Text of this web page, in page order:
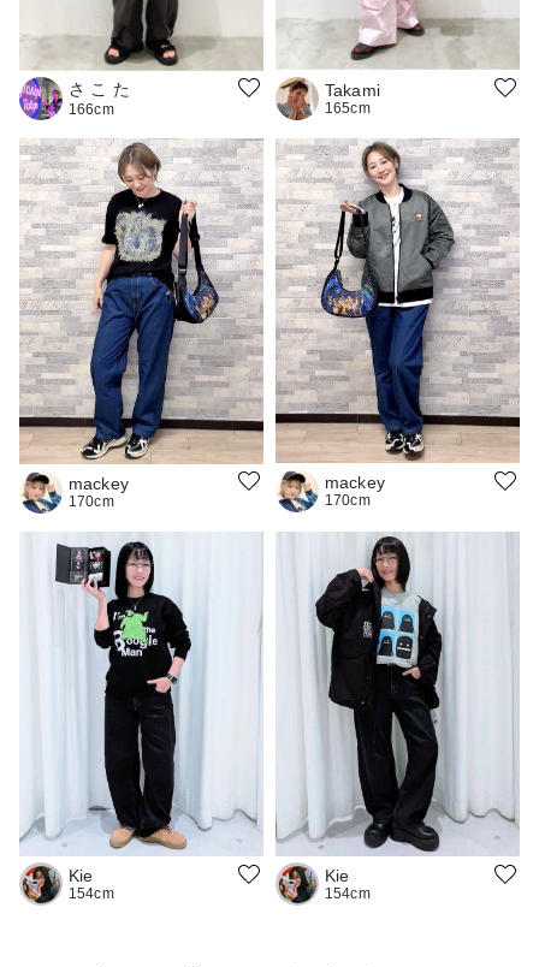
さ こ た
166cm
Takami
165cm
mackey
170cm
mackey
170cm
Kie
154cm
Kie
154cm